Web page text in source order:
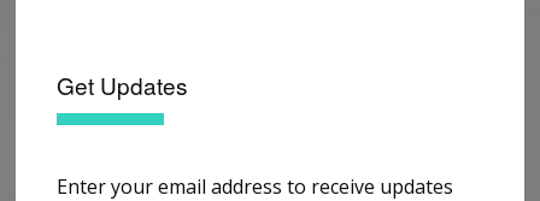
Get Updates
Enter your email address to receive updates